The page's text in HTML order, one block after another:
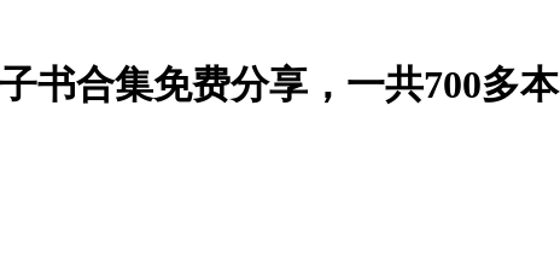
书合集免费分享，一共700多本